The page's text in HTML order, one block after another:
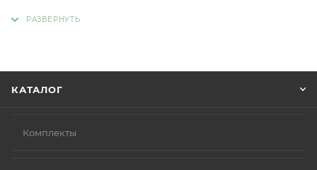
КАТАЛОГ
Комплекты